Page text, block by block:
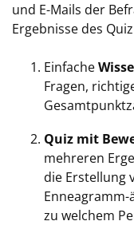
und E-Mails der
Ergebnisse des
Einfache
Fragen,
Quiz mit
mehreren
die Erstellung
zu welchem